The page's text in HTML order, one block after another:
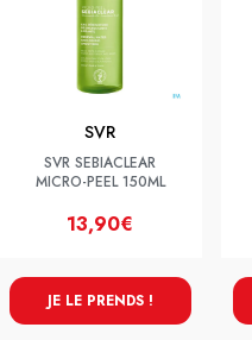
SVR
SVR SEBIACLEAR
MICRO-PEEL 150ML
13,90€
JE LE PRENDS !